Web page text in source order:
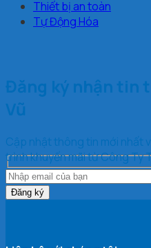
Thiết bị an toàn
Tự Động Hóa
Đăng ký nhận tin
Vũ
Cập nhật thông tin mới nhất
trình khuyến mãi từ Công Ty